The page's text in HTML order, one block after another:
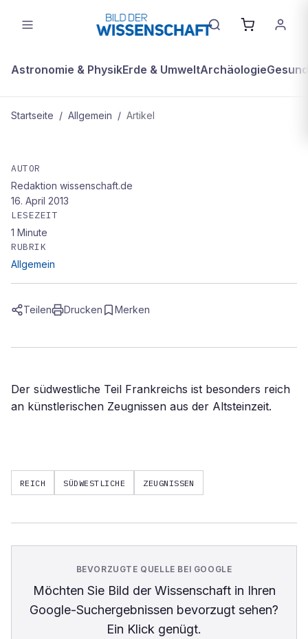
Astronomie & PhysikErde & UmweltArchäologie
Startseite / Allgemein / Artikel
Jahrtausendealtes Erbe
AUTOR
Redaktion wissenschaft.de
16. April 2013
LESEZEIT
1 Minute
RUBRIK
Allgemein
Teilen Drucken Merken
Der südwestliche Teil Frankreichs ist besonders reich
an künstlerischen Zeugnissen aus der Altsteinzeit.
REICH SÜDWESTLICHE ZEUGNISSEN
BEVORZUGTE QUELLE BEI GOOGLE
Möchten Sie Bild der Wissenschaftin Ihren
Google-Suchergebnissen bevorzugt sehen?
Ein Klick genügt.